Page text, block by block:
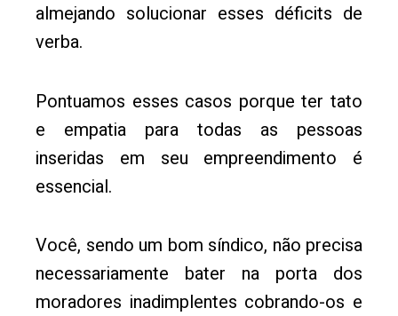
almejando solucionar esses déficits de
verba.
Pontuamos esses casos porque ter tato
e empatia para todas as pessoas
inseridas em seu empreendimento é
essencial.
Você, sendo um bom síndico, não precisa
necessariamente bater na porta dos
moradores inadimplentes cobrando-os e